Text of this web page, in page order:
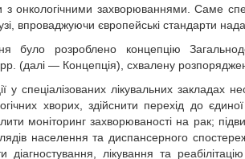
з онкологічними захворюваннями. Саме
впроваджуючи європейські стандарти
було розробле­но концепцію
(далі — Концепція), схвалену
у спеціалізованих лікувальних закладах
хворих, здійснити перехід до
моніторинг захворюваності на рак;
населення та диспансерного
діагностування, лікування та